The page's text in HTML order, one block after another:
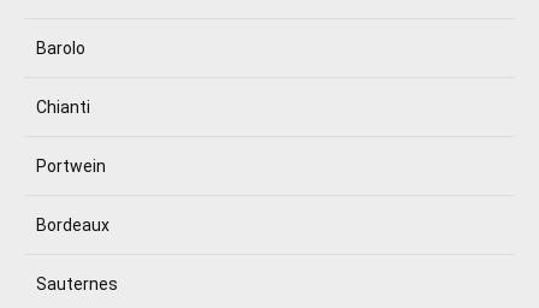
Barolo
Chianti
Portwein
Bordeaux
Sauternes